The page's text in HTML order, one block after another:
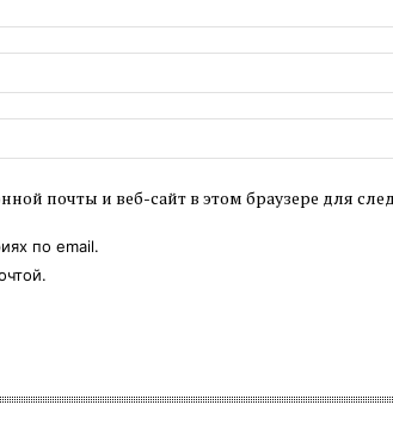
почты и веб-сайт в этом браузере для
по email.